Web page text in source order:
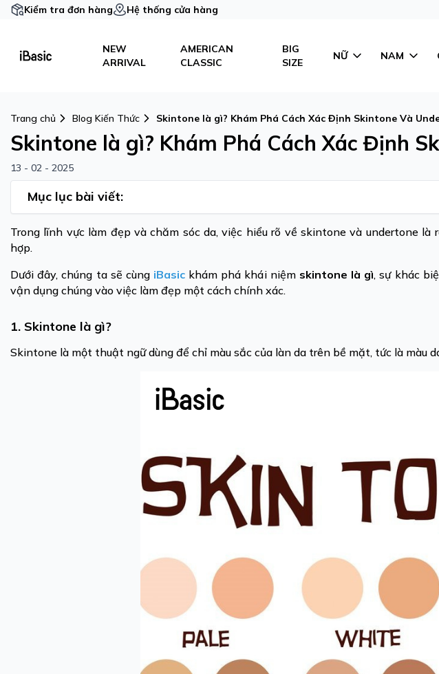
Kiểm tra đơn hàng Hệ thống cửa hàng
NEW
ARRIVAL
AMERICAN
CLASSIC
BIG
SIZE
NỮ NAM
Trang chủ Blog Kiến Thức Skintone là gì? Khám Phá Cách Xác Định Skintone Và
Skintone là gì? Khám Phá Cách Xác Định
13 - 02 - 2025
Mục lục bài viết:
Trong lĩnh vực làm đẹp và chăm sóc da, việc hiểu rõ về skintone và undertone
hợp.
Dưới đây, chúng ta sẽ cùng iBasic khám phá khái niệm skintone là gì, sự khác
vận dụng chúng vào việc làm đẹp một cách chính xác.
1. Skintone là gì?
Skintone là một thuật ngữ dùng để chỉ màu sắc của làn da trên bề mặt, tức là